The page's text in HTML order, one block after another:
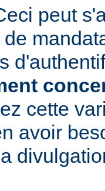
peut
cette
avoir